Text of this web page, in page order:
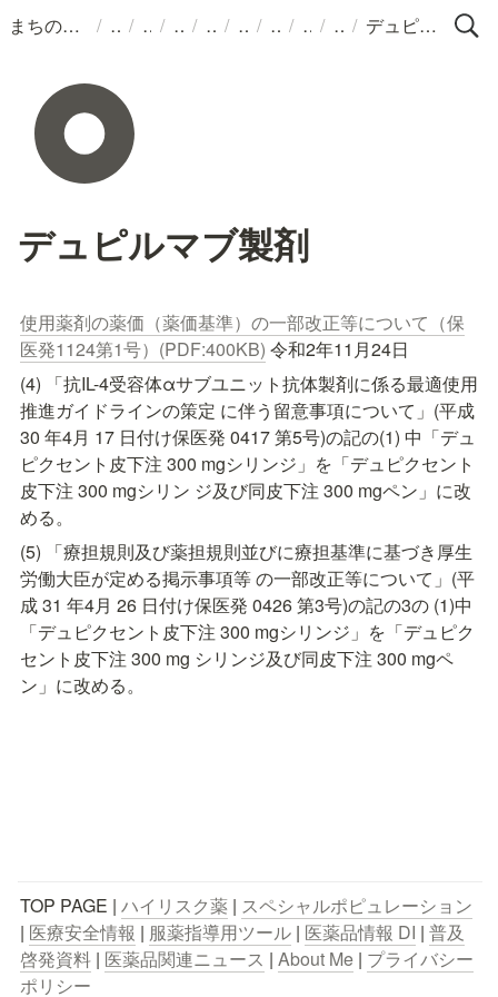
まちのくすりばこ / / / / / / / / / デュピルマブ製剤
デュピルマブ製剤
使用薬剤の薬価（薬価基準）の一部改正等について（保
医発1124第1号）(PDF:400KB) 令和2年11月24日
(4) 「抗IL-4受容体αサブユニット抗体製剤に係る最適使用
推進ガイドラインの策定 に伴う留意事項について」(平成
30 年4月 17 日付け保医発 0417 第5号)の記の(1) 中「デュ
ピクセント皮下注 300 mgシリンジ」を「デュピクセント
皮下注 300 mgシリン ジ及び同皮下注 300 mgペン」に改
める。
(5) 「療担規則及び薬担規則並びに療担基準に基づき厚生
労働大臣が定める掲示事項等 の一部改正等について」(平
成 31 年4月 26 日付け保医発 0426 第3号)の記の3の (1)中
「デュピクセント皮下注 300 mgシリンジ」を「デュピク
セント皮下注 300 mg シリンジ及び同皮下注 300 mgペ
ン」に改める。
TOP PAGE | ハイリスク薬 | スペシャルポピュレーション
| 医療安全情報 | 服薬指導用ツール | 医薬品情報 DI | 普及
啓発資料 | 医薬品関連ニュース | About Me | プライバシー
ポリシー